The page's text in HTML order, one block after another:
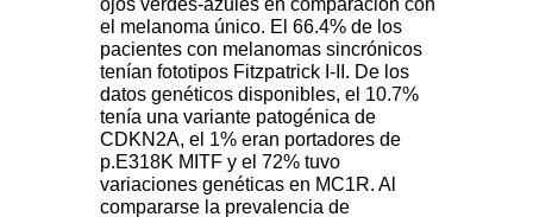
ojos verdes-azules en comparación con
el melanoma único. El 66.4% de los
pacientes con melanomas sincrónicos
tenían fototipos Fitzpatrick I-II. De los
datos genéticos disponibles, el 10.7%
tenía una variante patogénica de
CDKN2A, el 1% eran portadores de
p.E318K MITF y el 72% tuvo
variaciones genéticas en MC1R. Al
compararse la prevalencia de